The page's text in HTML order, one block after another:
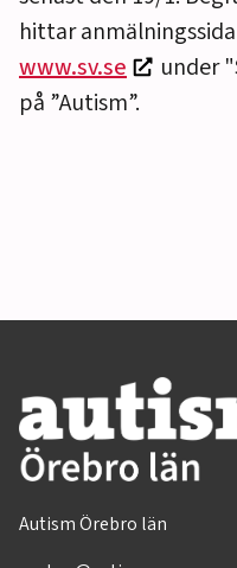
hittar
www.sv.se
under
på ”Autism”.
Autism Örebro län